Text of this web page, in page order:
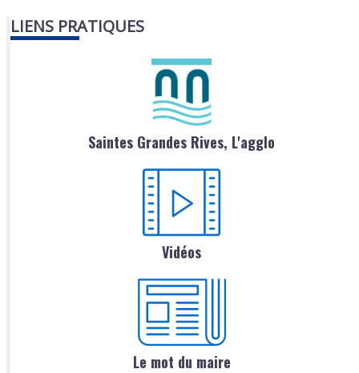
LIENS PRATIQUES
Saintes Grandes Rives, L'agglo
Vidéos
Le mot du maire